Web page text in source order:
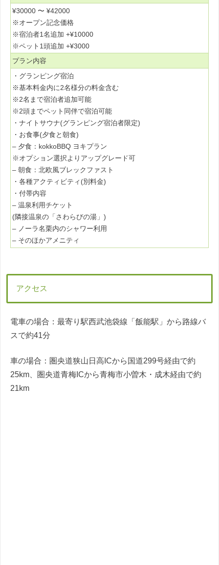
¥30000 〜 ¥42000
※オープン記念価格
※宿泊者1名追加 +¥10000
※ペット1頭追加 +¥3000
プラン内容
・グランピング宿泊
※基本料金内に2名様分の料金含む
※2名まで宿泊者追加可能
※2頭までペット同伴で宿泊可能
・ナイトサウナ(グランピング宿泊者限定)
・お食事(夕食と朝食)
– 夕食：kokkoBBQ ヨキプラン
※オプション選択よりアップグレード可
– 朝食：北欧風ブレックファスト
・各種アクティビティ(別料金)
・付帯内容
– 温泉利用チケット
(隣接温泉の「さわらびの湯」)
– ノーラ名栗内のシャワー利用
– そのほかアメニティ
アクセス
電車の場合：最寄り駅西武池袋線「飯能駅」から路線バ
スで約41分
車の場合：圏央道狭山日高ICから国道299号経由で約
25km、圏央道青梅ICから青梅市小曽木・成木経由で約
21km